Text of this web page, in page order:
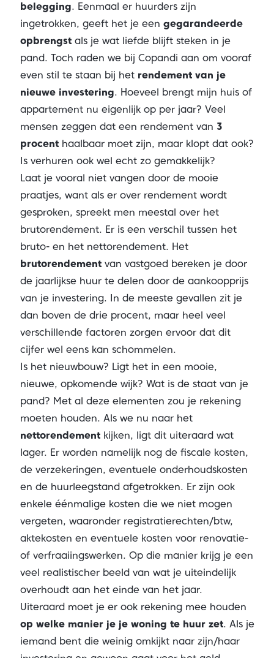
belegging. Eenmaal er huurders zijn
ingetrokken, geeft het je een gegarandeerde
opbrengstals je wat liefde blijft steken in je
pand. Toch raden we bij Copandi aan om vooraf
even stil te staan bij het rendement van je
nieuwe investering. Hoeveel brengt mijn huis of
appartement nu eigenlijk op per jaar? Veel
mensen zeggen dat een rendement van 3
procenthaalbaar moet zijn, maar klopt dat ook?
Is verhuren ook wel echt zo gemakkelijk?
Laat je vooral niet vangen door de mooie
praatjes, want als er over rendement wordt
gesproken, spreekt men meestal over het
brutorendement. Er is een verschil tussen het
bruto- en het nettorendement. Het
brutorendementvan vastgoed bereken je door
de jaarlijkse huur te delen door de aankoopprijs
van je investering. In de meeste gevallen zit je
dan boven de drie procent, maar heel veel
verschillende factoren zorgen ervoor dat dit
cijfer wel eens kan schommelen.
Is het nieuwbouw? Ligt het in een mooie,
nieuwe, opkomende wijk? Wat is de staat van je
pand? Met al deze elementen zou je rekening
moeten houden. Als we nu naar het
nettorendementkijken, ligt dit uiteraard wat
lager. Er worden namelijk nog de fiscale kosten,
de verzekeringen, eventuele onderhoudskosten
en de huurleegstand afgetrokken. Er zijn ook
enkele éénmalige kosten die we niet mogen
vergeten, waaronder registratierechten/btw,
aktekosten en eventuele kosten voor renovatie-
of verfraaiingswerken. Op die manier krijg je een
veel realistischer beeld van wat je uiteindelijk
overhoudt aan het einde van het jaar.
Uiteraard moet je er ook rekening mee houden
op welke manier je je woning te huur zet. Als je
iemand bent die weinig omkijkt naar zijn/haar